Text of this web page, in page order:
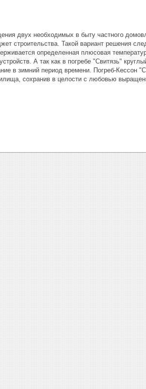
двух необходимых в быту частного
строительства. Такой вариант решения
определенная плюсовая
А так как в погребе "Свитязь"
в зимний период времени. Погреб-Кессон
сохранив в целости с любовью